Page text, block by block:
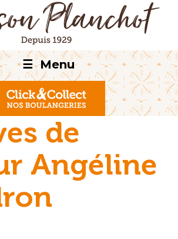
☰ Menu
de
Angéline